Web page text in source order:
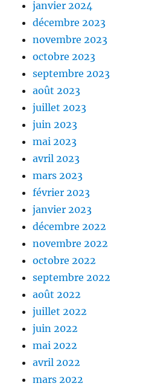
janvier 2024
décembre 2023
novembre 2023
octobre 2023
septembre 2023
août 2023
juillet 2023
juin 2023
mai 2023
avril 2023
mars 2023
février 2023
janvier 2023
décembre 2022
novembre 2022
octobre 2022
septembre 2022
août 2022
juillet 2022
juin 2022
mai 2022
avril 2022
mars 2022